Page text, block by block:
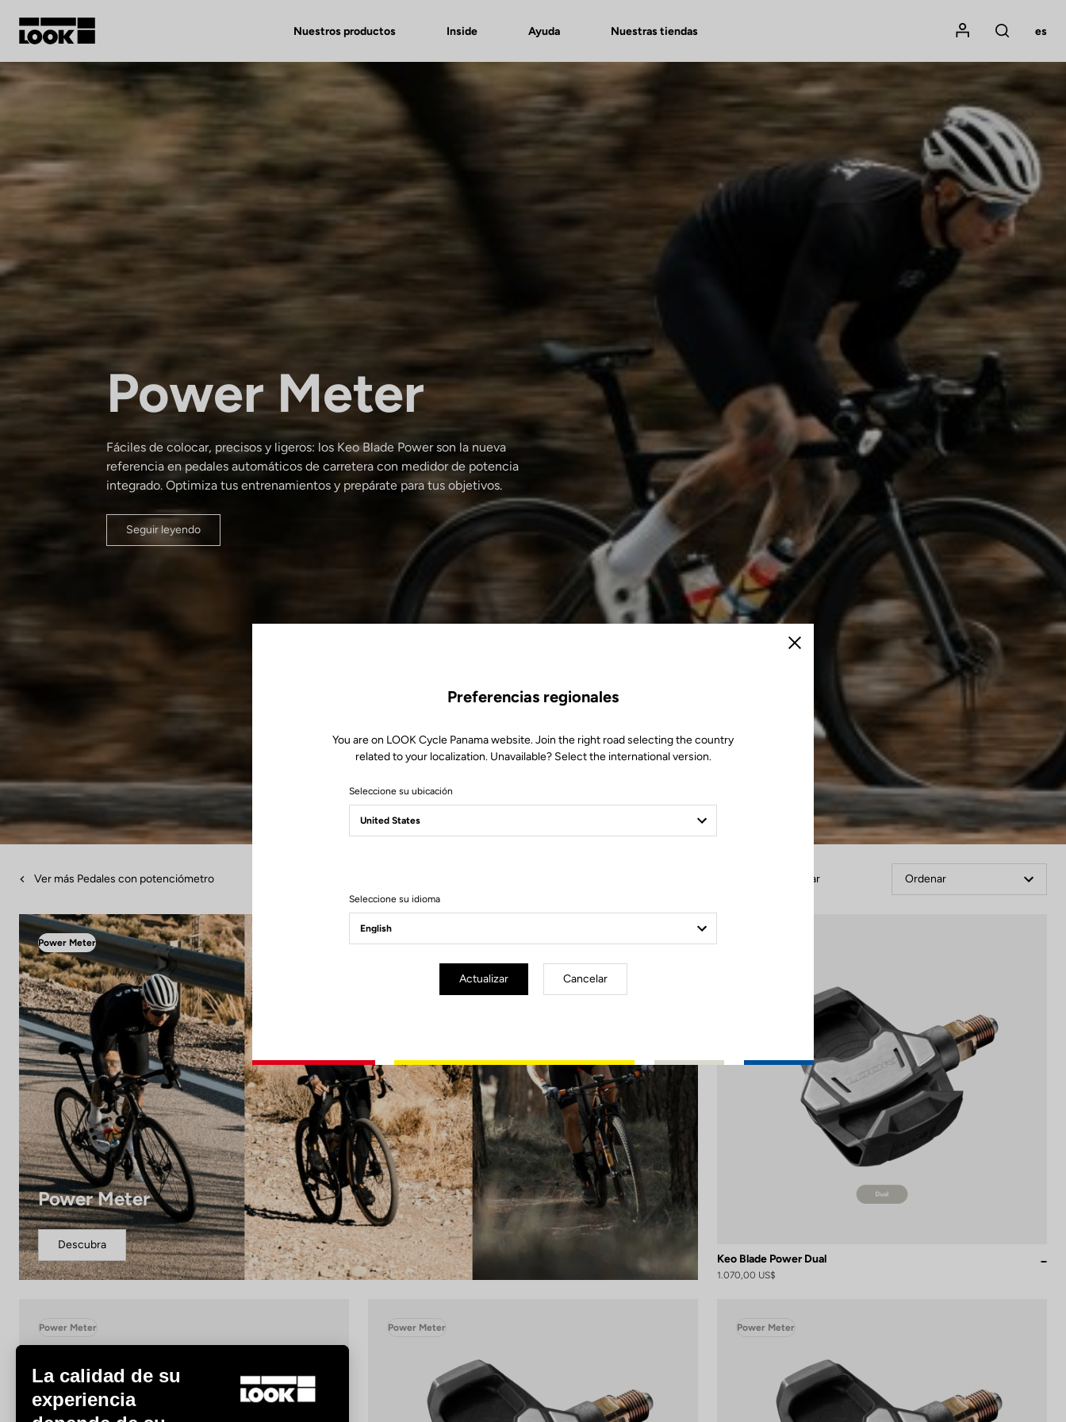
Nuestros productos Inside Ayuda Nuestras tiendas
Nuestras tiendas
FR
Mon compte
Rechercher
es
Power Meter
Fáciles de colocar, precisos y ligeros: los Keo Blade Power son la nueva
referencia en pedales automáticos de carretera con medidor de potencia
integrado. Optimiza tus entrenamientos y prepárate para tus objetivos.
Seguir leyendo
Ver más Pedales con potenciómetro Filtrar Ordenar
Power Meter
Power Meter
Descubra
Keo Blade Power Dual
1.070,00 US$
Power Meter Power Meter Power Meter
Cerrar
Preferencias regionales
You are on LOOK Cycle Panama website. Join the right road selecting the country
related to your localization. Unavailable? Select the international version.
Seleccione su ubicación
Seleccione su idioma
Actualizar Cancelar
La calidad de su
experiencia